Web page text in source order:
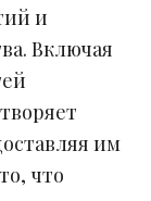
и
Включая
им
что